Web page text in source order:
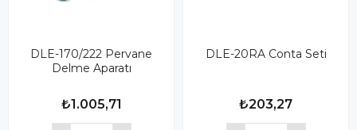
DLE-170/222 Pervane
Delme Aparatı
₺1.005,71
DLE-20RA Conta Seti
₺203,27